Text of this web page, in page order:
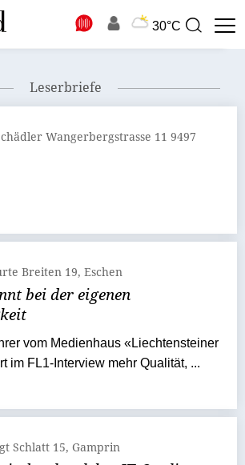
30°C
Suchbegriff
Suche
Leserbriefe
Wangerbergstrasse 11 9497
Breiten 19, Eschen
bei der eigenen
vom Medienhaus «Liechtensteiner
im FL1-Interview mehr Qualität, ...
Schlatt 15, Gamprin